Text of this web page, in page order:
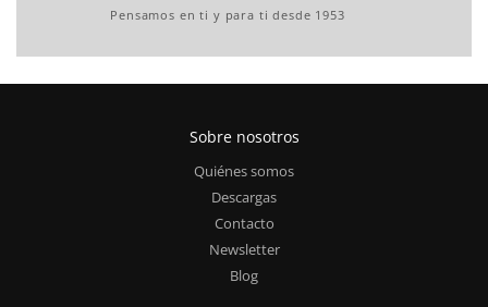
Pensamos en ti y para ti desde 1953
Sobre nosotros
Quiénes somos
Descargas
Contacto
Newsletter
Blog